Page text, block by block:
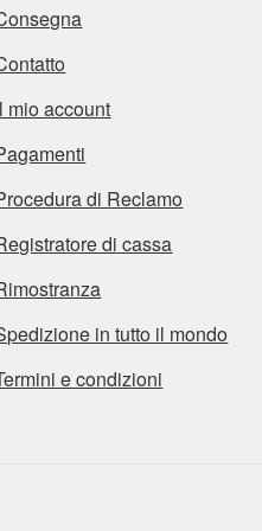
mio account
di Reclamo
di cassa
in tutto il mondo
e condizioni